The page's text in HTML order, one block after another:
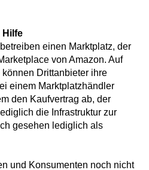
Hilfe
einen Marktplatz, der
von Amazon. Auf
Drittanbieter ihre
einem Marktplatzhändler
den Kaufvertrag ab, der
die Infrastruktur zur
gesehen lediglich als
und Konsumenten noch nicht